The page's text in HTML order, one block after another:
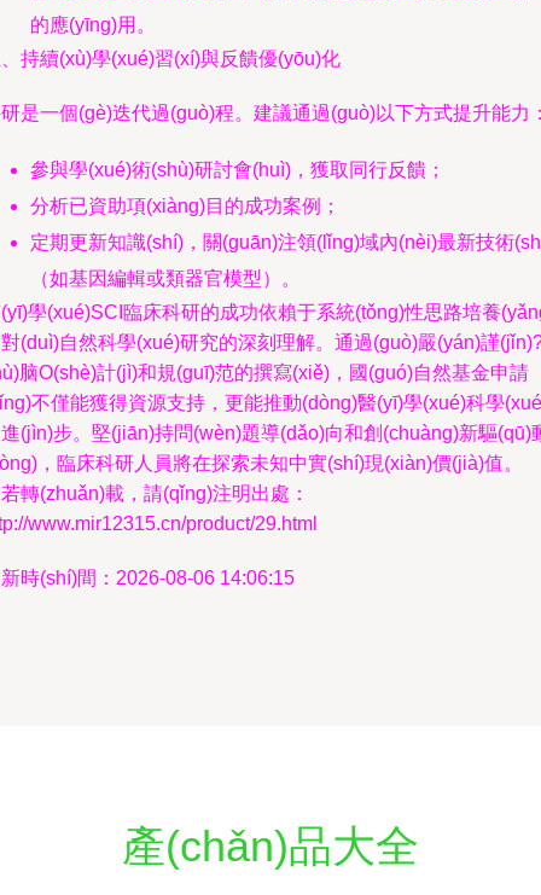
的應(yīng)用。
持續(xù)學(xué)習(xí)與反饋優(yōu)化
是一個(gè)迭代過(guò)程。建議通過(guò)以下方式提升能力
參與學(xué)術(shù)研討會(huì)，獲取同行反饋；
分析已資助項(xiàng)目的成功案例；
定期更新知識(shí)，關(guān)注領(lǐng)域內(nèi)最新技術
（如基因編輯或類器官模型）。
學(xué)SCI臨床科研的成功依賴于系統(tǒng)性思路培養
(duì)自然科學(xué)研究的深刻理解。通過(guò)嚴(yán)謹
脑O(shè)計(jì)和規(guī)范的撰寫(xiě)，國(guó)自然基金申請
不僅能獲得資源支持，更能推動(dòng)醫(yī)學(xué)科學
(jìn)步。堅(jiān)持問(wèn)題導(dǎo)向和創(chuàng)新驅(qū)
，臨床科研人員將在探索未知中實(shí)現(xiàn)價(jià)值。
轉(zhuǎn)載，請(qǐng)注明出處：
www.mir12315.cn/product/29.html
時(shí)間：2026-08-06 14:06:15
產(chǎn)品大全